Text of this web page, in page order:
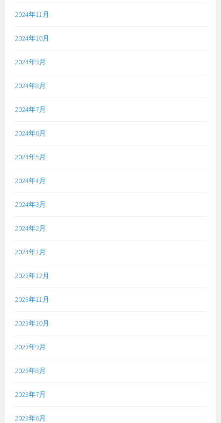
2024年11月
2024年10月
2024年9月
2024年8月
2024年7月
2024年6月
2024年5月
2024年4月
2024年3月
2024年2月
2024年1月
2023年12月
2023年11月
2023年10月
2023年9月
2023年8月
2023年7月
2023年6月